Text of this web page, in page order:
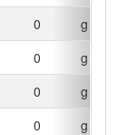
0
g
0
g
0
g
0
g